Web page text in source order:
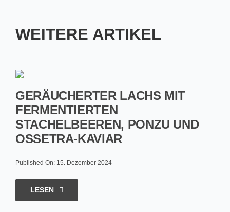
WEITERE ARTIKEL
GERÄUCHERTER LACHS MIT
FERMENTIERTEN
STACHELBEEREN, PONZU UND
OSSETRA-KAVIAR
Published On: 15. Dezember 2024
LESEN